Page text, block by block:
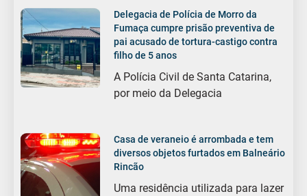
Delegacia de Polícia de Morro da
Fumaça cumpre prisão preventiva de
pai acusado de tortura-castigo contra
filho de 5 anos
A Polícia Civil de Santa Catarina,
por meio da Delegacia
Casa de veraneio é arrombada e tem
diversos objetos furtados em Balneário
Rincão
Uma residência utilizada para lazer